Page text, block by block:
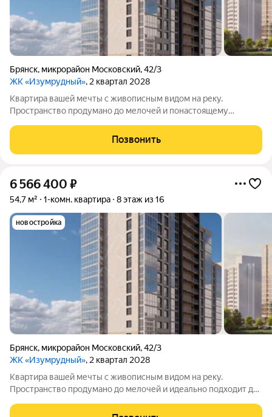
Брянск, микрорайон Московский,42/3
ЖК «Изумрудный», 2 квартал 2028
Квартира вашей мечты с живописным видом на реку.
Пространство продумано до мелочей и понастоящему
просторные квартиры: с удобной планировкой и панорамными
окнами. Подберите вариант, который
Позвонить
6 566 400 ₽
54,7 м² 1-комн. квартира 8 этаж из 16
новостройка
Брянск, микрорайон Московский,42/3
ЖК «Изумрудный», 2 квартал 2028
Квартира вашей мечты с живописным видом на реку.
Пространство продумано до мелочей и идеально подходит для
квартиры: с удобными планировками и большими